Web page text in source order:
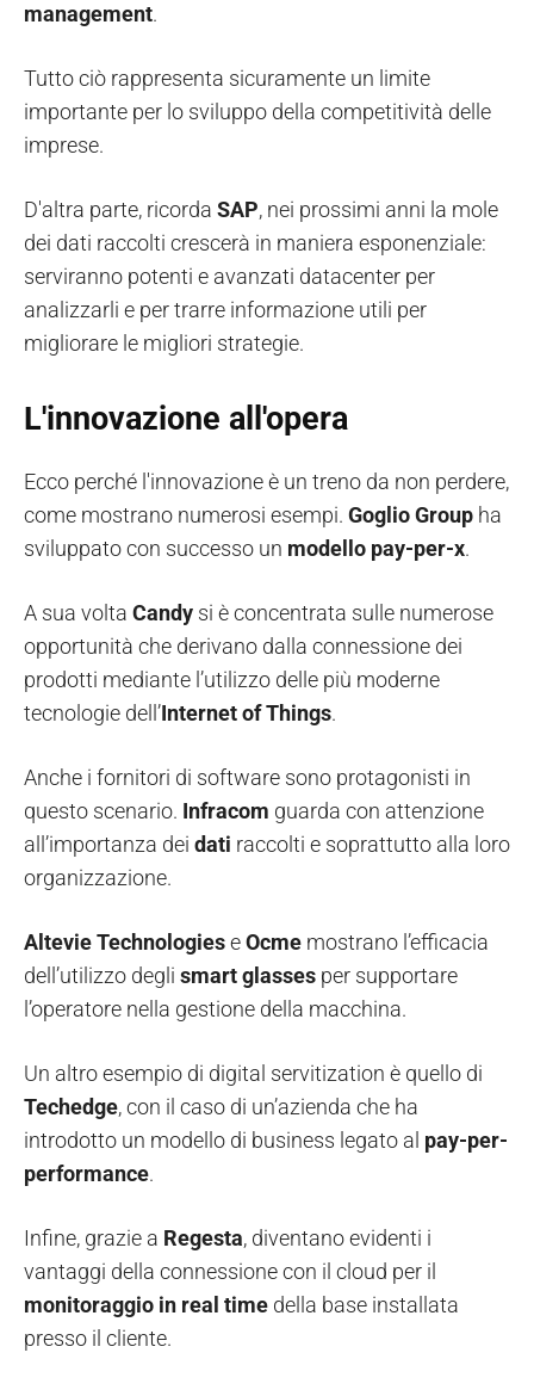
management.
Tutto ciò rappresenta sicuramente un limite
importante per lo sviluppo della competitività delle
imprese.
D'altra parte, ricorda SAP, nei prossimi anni la mole
dei dati raccolti crescerà in maniera esponenziale:
serviranno potenti e avanzati datacenter per
analizzarli e per trarre informazione utili per
migliorare le migliori strategie.
L'innovazione all'opera
Ecco perché l'innovazione è un treno da non perdere,
come mostrano numerosi esempi. Goglio Group ha
sviluppato con successo un modello pay-per-x.
A sua volta Candy si è concentrata sulle numerose
opportunità che derivano dalla connessione dei
prodotti mediante l’utilizzo delle più moderne
tecnologie dell’Internet of Things.
Anche i fornitori di software sono protagonisti in
questo scenario. Infracom guarda con attenzione
all’importanza dei dati raccolti e soprattutto alla loro
organizzazione.
Altevie TechnologieseOcme mostrano l’efficacia
dell’utilizzo degli smart glasses per supportare
l’operatore nella gestione della macchina.
Un altro esempio di digital servitization è quello di
Techedge, con il caso di un’azienda che ha
introdotto un modello di business legato al pay-per-
performance.
Infine, grazie a Regesta, diventano evidenti i
vantaggi della connessione con il cloud per il
monitoraggio in real time della base installata
presso il cliente.